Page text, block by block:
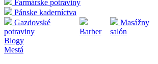
Farmárske potraviny
Pánske kaderníctva
Gazdovské
potraviny
Barber
Masážny
salón
Blogy
Mestá